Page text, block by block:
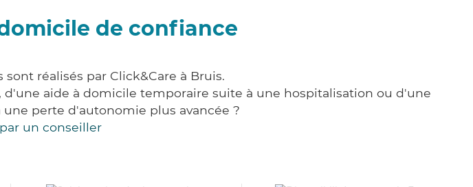
de confiance
sont réalisés par Click&Care à Bruis.
aide à domicile temporaire suite à une hospitalisation ou d'une
perte d'autonomie plus avancée ?
un conseiller